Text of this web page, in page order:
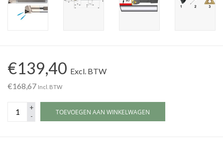
Varia |
Machines |
Relatiegeschenken |
€139,40 Excl. BTW
€168,67 Incl. BTW
+
-
TOEVOEGEN AAN WINKELWAGEN